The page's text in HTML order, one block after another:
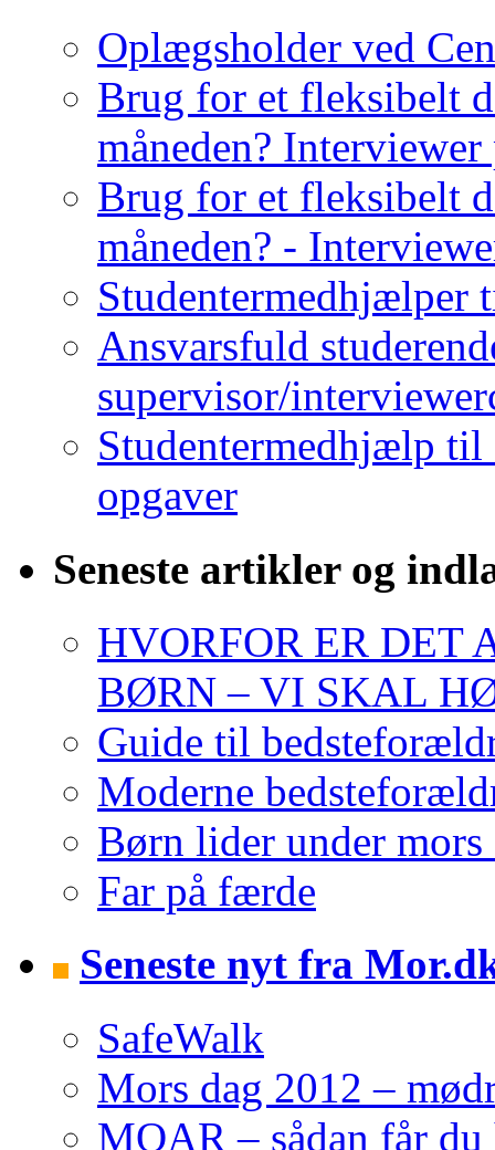
Oplægsholder ved
Brug for et fleksibelt
måneden? Interviewer
Brug for et fleksibelt
måneden? -
Studentermedhjælper
Ansvarsfuld
supervisor/
Studentermedhjælp
opgaver
Seneste artikler og
HVORFOR ER DET
BØRN – VI SKAL
Guide til
Moderne
Børn lider under
Far på færde
Seneste nyt fra
SafeWalk
Mors dag 2012 –
MOAR – sådan får